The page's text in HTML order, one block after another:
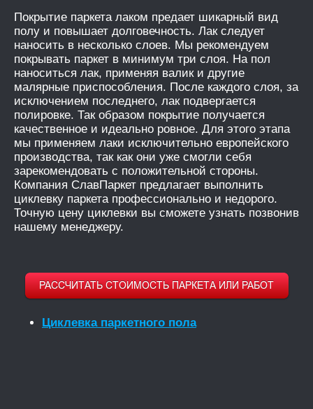
Покрытие паркета лаком предает шикарный вид
полу и повышает долговечность. Лак следует
наносить в несколько слоев. Мы рекомендуем
покрывать паркет в минимум три слоя. На пол
наноситься лак, применяя валик и другие
малярные приспособления. После каждого слоя, за
исключением последнего, лак подвергается
полировке. Так образом покрытие получается
качественное и идеально ровное. Для этого этапа
мы применяем лаки исключительно европейского
производства, так как они уже смогли себя
зарекомендовать с положительной стороны.
Компания СлавПаркет предлагает выполнить
циклевку паркета профессионально и недорого.
Точную цену циклевки вы сможете узнать позвонив
нашему менеджеру.
Циклевка паркетного пола